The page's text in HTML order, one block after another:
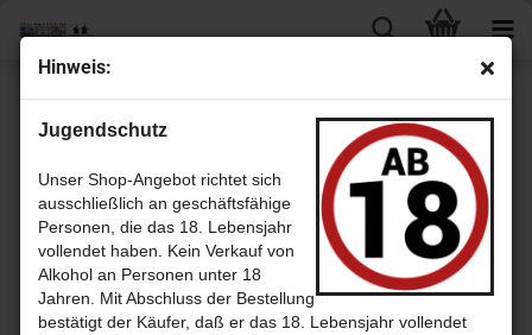
Hin­weis:
Jugendschutz
Unser Shop-Angebot richtet sich
ausschließlich an geschäftsfähige
Personen, die das 18. Lebensjahr
vollendet haben. Kein Verkauf von
Alkohol an Personen unter 18
Jahren. Mit Abschluss der Bestellung
bestätigt der Käufer, daß er das 18. Lebensjahr vollendet
« Erster « zurück weiter »
Letzter »
41Artikel in dieser Kategorie
Black Bull 12 Jahre - De­lu­xe Blen­ded Scotch Whis­ky - Dun­can Tay­lor